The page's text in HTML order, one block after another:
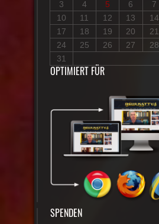
3
4 5 6 7
10
11 12 13 14
17
18 19 20 21
24
25 26 27 28
31
OPTIMIERT FÜR
SPENDEN